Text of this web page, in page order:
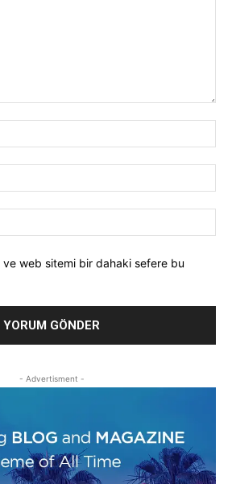
ve web sitemi bir dahaki sefere bu
- Advertisment -